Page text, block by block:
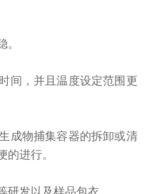
。
间，并且温度设定范围更
成物捕集容器的拆卸或清
的进行。
研发以及样品包衣。